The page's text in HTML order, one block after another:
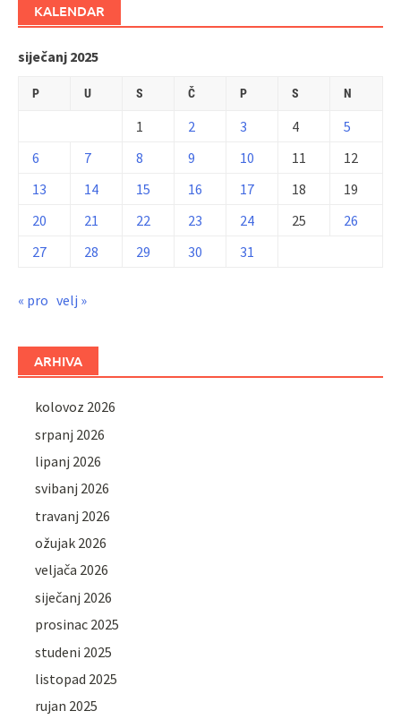
KALENDAR
siječanj 2025
P U S Č P S N
1 2 3 4
5
6
7 8 9 10 11
12
13
14 15 16 17 18
19
20
21 22 23 24 25
26
27
28 29 30 31
« pro velj »
ARHIVA
kolovoz 2026
srpanj 2026
lipanj 2026
svibanj 2026
travanj 2026
ožujak 2026
veljača 2026
siječanj 2026
prosinac 2025
studeni 2025
listopad 2025
rujan 2025